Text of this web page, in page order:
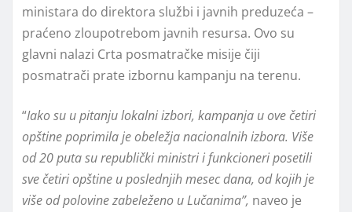
ministara do direktora službi i javnih preduzeća –
praćeno zloupotrebom javnih resursa. Ovo su
glavni nalazi Crta posmatračke misije čiji
posmatrači prate izbornu kampanju na terenu.
“Iako su u pitanju lokalni izbori, kampanja u ove četiri
opštine poprimila je obeležja nacionalnih izbora. Više
od 20 puta su republički ministri i funkcioneri posetili
sve četiri opštine u poslednjih mesec dana, od kojih je
više od polovine zabeleženo u Lučanima”, naveo je